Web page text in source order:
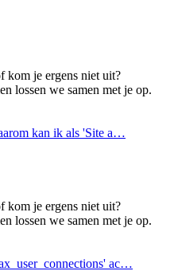
kom je ergens niet uit?
lossen we samen met je op.
kan ik als 'Site a…
kom je ergens niet uit?
lossen we samen met je op.
ac…